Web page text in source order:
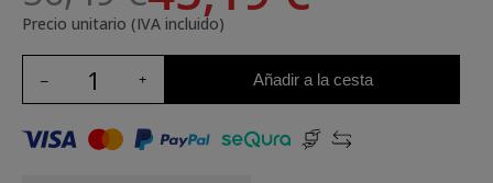
Precio unitario (IVA incluido)
Añadir a la cesta